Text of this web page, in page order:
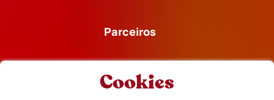
Parceiros
Cookies